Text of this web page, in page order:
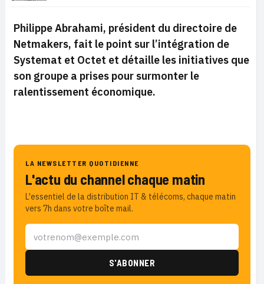
Philippe Abrahami, président du directoire de
Netmakers, fait le point sur l’intégration de
Systemat et Octet et détaille les initiatives que
son groupe a prises pour surmonter le
ralentissement économique.
LA NEWSLETTER QUOTIDIENNE
L'actu du channel chaque matin
L'essentiel de la distribution IT & télécoms, chaque matin
vers 7h dans votre boîte mail.